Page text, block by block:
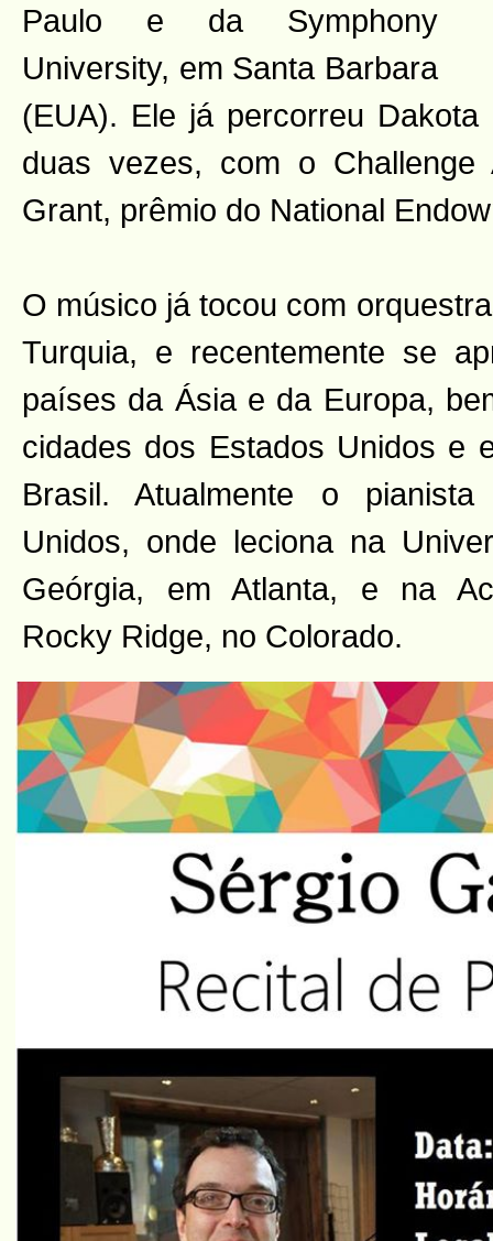
Paulo e da Symphony
University, em Santa Barbara
(EUA). Ele já percorreu
duas vezes, com o Challenge
Grant, prêmio do National
O músico já tocou com
Turquia, e recentemente se
países da Ásia e da Europa,
cidades dos Estados Unidos e
Brasil. Atualmente o
Unidos, onde leciona na
Geórgia, em Atlanta, e na
Rocky Ridge, no Colorado.